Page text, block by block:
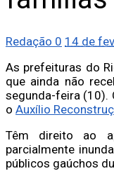
Redação 0 14 de
As prefeituras do
que ainda não
segunda-feira (10).
o Auxílio
Têm direito ao
parcialmente
públicos gaúchos